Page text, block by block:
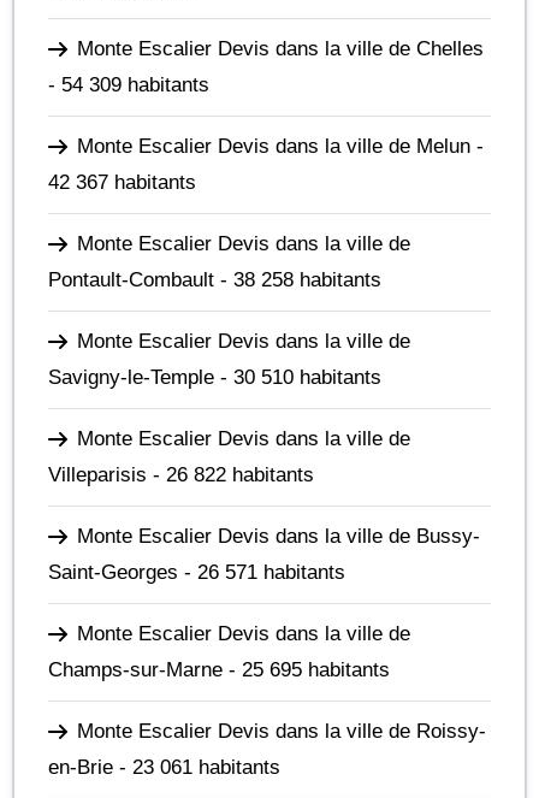
Monte Escalier Devis dans la ville de Chelles
- 54 309 habitants
Monte Escalier Devis dans la ville de Melun -
42 367 habitants
Monte Escalier Devis dans la ville de
Pontault-Combault - 38 258 habitants
Monte Escalier Devis dans la ville de
Savigny-le-Temple - 30 510 habitants
Monte Escalier Devis dans la ville de
Villeparisis - 26 822 habitants
Monte Escalier Devis dans la ville de Bussy-
Saint-Georges - 26 571 habitants
Monte Escalier Devis dans la ville de
Champs-sur-Marne - 25 695 habitants
Monte Escalier Devis dans la ville de Roissy-
en-Brie - 23 061 habitants